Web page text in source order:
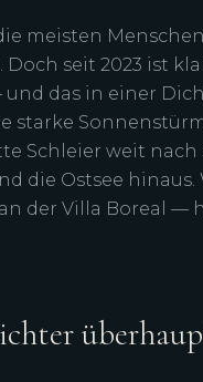
meisten
seit 2023 ist
das in einer
starke
Schleier weit
die Ostsee
der Villa Boreal —